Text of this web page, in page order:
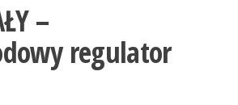
–
regulator